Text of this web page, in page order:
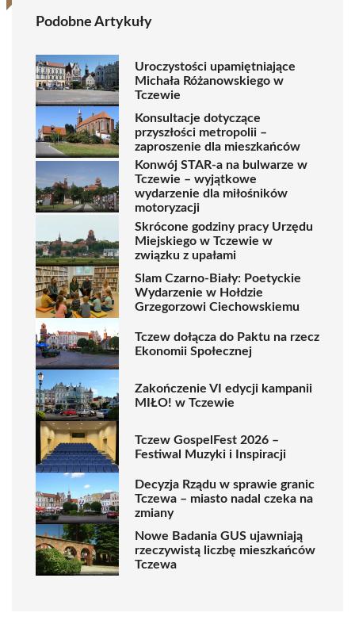
Podobne Artykuły
Uroczystości upamiętniające
Michała Różanowskiego w
Tczewie
Konsultacje dotyczące
przyszłości metropolii –
zaproszenie dla mieszkańców
Konwój STAR-a na bulwarze w
Tczewie – wyjątkowe
wydarzenie dla miłośników
motoryzacji
Skrócone godziny pracy Urzędu
Miejskiego w Tczewie w
związku z upałami
Slam Czarno-Biały: Poetyckie
Wydarzenie w Hołdzie
Grzegorzowi Ciechowskiemu
Tczew dołącza do Paktu na rzecz
Ekonomii Społecznej
Zakończenie VI edycji kampanii
MIŁO! w Tczewie
Tczew GospelFest 2026 –
Festiwal Muzyki i Inspiracji
Decyzja Rządu w sprawie granic
Tczewa – miasto nadal czeka na
zmiany
Nowe Badania GUS ujawniają
rzeczywistą liczbę mieszkańców
Tczewa